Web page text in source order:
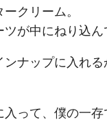
クリーム。
が中にねり込ん
ナップに入れ
って、僕の一存